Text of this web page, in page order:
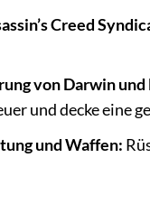
Creed
von Darwin
und decke eine
und Waffen: